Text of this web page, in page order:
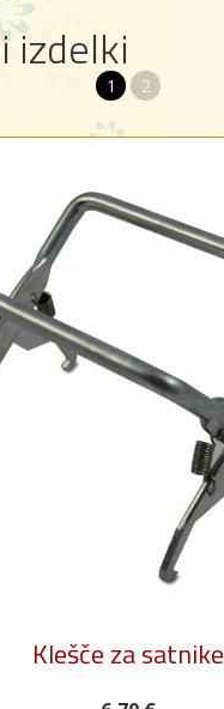
izdelki
1 2
Klešče za satnike